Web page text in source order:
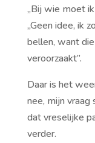
,,Bij wie moet
,,Geen idee, ik
bellen, want
veroorzaakt’’.
Daar is het
nee, mijn
dat vreselijke
verder.